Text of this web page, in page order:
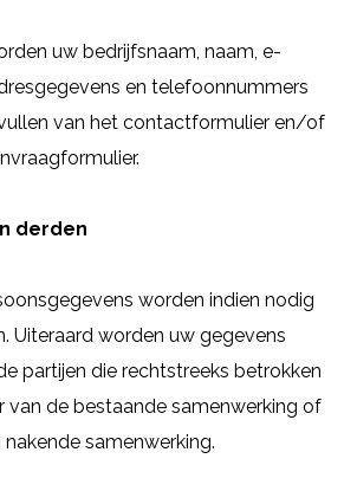
uw bedrijfsnaam, naam, e-
en telefoonnummers
van het contactformulier en/of
derden
worden indien nodig
Uiteraard worden uw gegevens
partijen die rechtstreeks betrokken
van de bestaande samenwerking of
samenwerking.